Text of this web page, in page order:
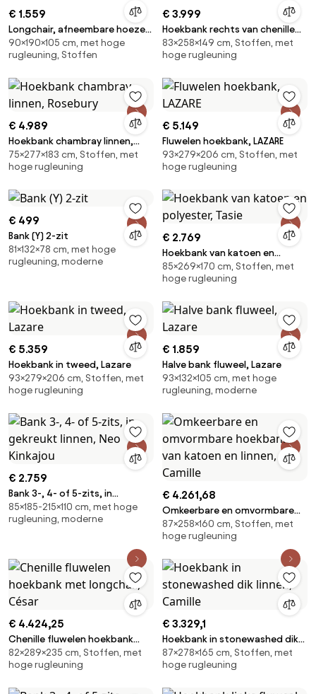
€ 1.559
Longchair, afneembare hoezen,
in dik linnen, Odna
90×190×105 cm, met hoge
rugleuning, Stoffen
€ 3.999
Hoekbank rechts van chenille
fluweel, Marsile
83×258×149 cm, Stoffen, met
hoge rugleuning
€ 4.989
Hoekbank chambray linnen,
Rosebury
75×277×183 cm, Stoffen, met
hoge rugleuning
€ 5.149
Fluwelen hoekbank, LAZARE
93×279×206 cm, Stoffen, met
hoge rugleuning
€ 499
Bank (Y) 2-zit
81×132×78 cm, met hoge
rugleuning, moderne
€ 2.769
Hoekbank van katoen en
polyester, Tasie
85×269×170 cm, Stoffen, met
hoge rugleuning
€ 5.359
Hoekbank in tweed, Lazare
93×279×206 cm, Stoffen, met
hoge rugleuning
€ 1.859
Halve bank fluweel, Lazare
93×132×105 cm, met hoge
rugleuning, moderne
€ 2.759
Bank 3-, 4- of 5-zits, in
gekreukt linnen, Neo Kinkajou
85×185-215×110 cm, met hoge
rugleuning, moderne
€ 4.261,68
Omkeerbare en omvormbare
hoekbank van katoen en linnen,
Camille
87×258×160 cm, Stoffen, met
hoge rugleuning
€ 4.424,25
Chenille fluwelen hoekbank
met longchair, César
82×289×235 cm, Stoffen, met
hoge rugleuning
€ 3.329,1
Hoekbank in stonewashed dik
linnen, Camille
87×278×165 cm, Stoffen, met
hoge rugleuning